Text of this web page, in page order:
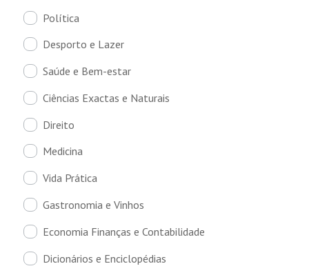
Política
Desporto e Lazer
Saúde e Bem-estar
Ciências Exactas e Naturais
Direito
Medicina
Vida Prática
Gastronomia e Vinhos
Economia Finanças e Contabilidade
Dicionários e Enciclopédias